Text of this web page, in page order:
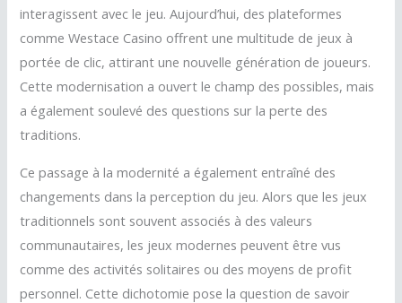
interagissent avec le jeu. Aujourd’hui, des plateformes
comme Westace Casino offrent une multitude de jeux à
portée de clic, attirant une nouvelle génération de joueurs.
Cette modernisation a ouvert le champ des possibles, mais
a également soulevé des questions sur la perte des
traditions.
Ce passage à la modernité a également entraîné des
changements dans la perception du jeu. Alors que les jeux
traditionnels sont souvent associés à des valeurs
communautaires, les jeux modernes peuvent être vus
comme des activités solitaires ou des moyens de profit
personnel. Cette dichotomie pose la question de savoir